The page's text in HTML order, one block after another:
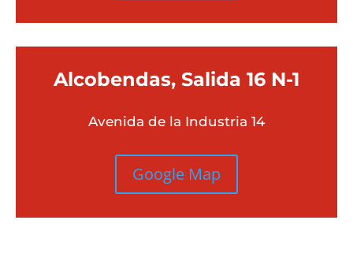
Alcobendas, Salida 16 N-1
Avenida de la Industria 14
Google Map